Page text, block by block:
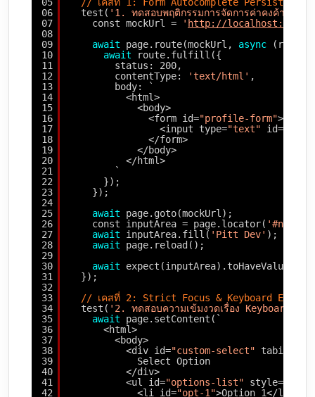
05
06
07
08
09
10
11
12
13
14
15
16
17
18
19
20
21
22
23
24
25
26
27
28
29
30
31
32
33
34
35
36
37
38
39
40
41
42
// เคสที่ 1: Form Autocomplete Persistence
test( '1. ทดสอบพฤติกรรมการจัดการค่าคงค้างใน
const mockUrl =
' http://localhost:3000/
await
page.route(mockUrl, async
(route)
await
route.fulfill({
status: 200,
contentType:
'text/html' ,
body: `
<html>
<body>
<form id="profile-form">
<input type="text" id=
</form>
</body>
</html>
`
});
});
await
page.goto(mockUrl);
const inputArea = page.locator(
await
inputArea.fill( 'Pitt Dev' );
await
page.reload();
await
expect(inputArea).toHaveValue(
});
// เคสที่ 2: Strict Focus & Keyboard Events
test( '2. ทดสอบความเข้มงวดเรื่อง Keyboard
await
page.setContent(`
<html>
<body>
<div id="custom-select" tabindex=
Select Option
</div>
<ul id="options-list" style=
<li id="opt-1">Option 1</li>